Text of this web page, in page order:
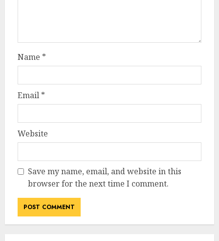
Name *
Email *
Website
Save my name, email, and website in this
browser for the next time I comment.